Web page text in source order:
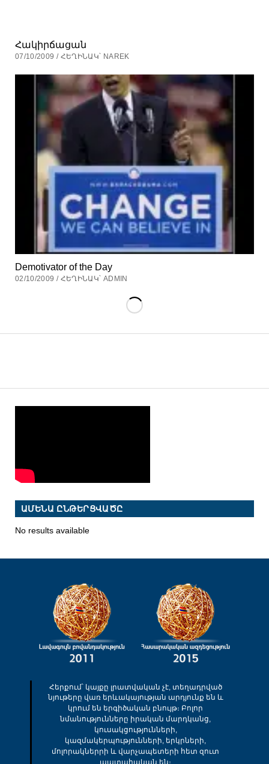
Հակիրճացան
07/10/2009 / ՀԵՂԻՆԱԿ՝ NAREK
Demotivator of the Day
02/10/2009 / ՀԵՂԻՆԱԿ՝ ADMIN
ԱՄԵՆԱ ԸՆԹԵՐՑՎԱԾԸ
No results available
Հերքում՝ կայքը լրատվական չէ, տեղադրված
նյութերը վառ երևակայության արդյունք են և
կրում են երգիծական բնույթ։ Բոլոր
նմանությունները իրական մարդկանց,
կուսակցությունների,
կազմակերպությունների, երկրների,
մոլորակներրի և վարչապետերի հետ զուտ
պատահական են։